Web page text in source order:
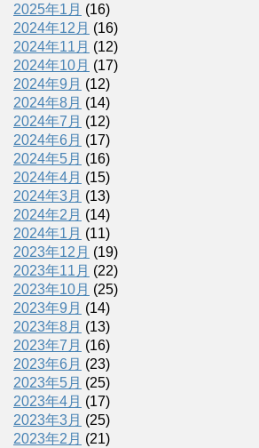
2025年1月 (16)
2024年12月 (16)
2024年11月 (12)
2024年10月 (17)
2024年9月 (12)
2024年8月 (14)
2024年7月 (12)
2024年6月 (17)
2024年5月 (16)
2024年4月 (15)
2024年3月 (13)
2024年2月 (14)
2024年1月 (11)
2023年12月 (19)
2023年11月 (22)
2023年10月 (25)
2023年9月 (14)
2023年8月 (13)
2023年7月 (16)
2023年6月 (23)
2023年5月 (25)
2023年4月 (17)
2023年3月 (25)
2023年2月 (21)